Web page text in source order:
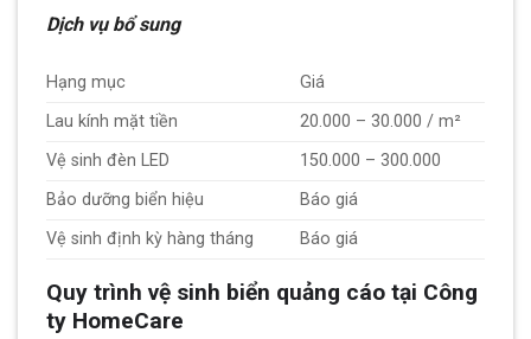
Dịch vụ bổ sung
Hạng mục
Giá
Lau kính mặt tiền
20.000 – 30.000 / m²
Vệ sinh đèn LED
150.000 – 300.000
Bảo dưỡng biển hiệu
Báo giá
Vệ sinh định kỳ hàng tháng
Báo giá
Quy trình vệ sinh biển quảng cáo tại Công
ty HomeCare